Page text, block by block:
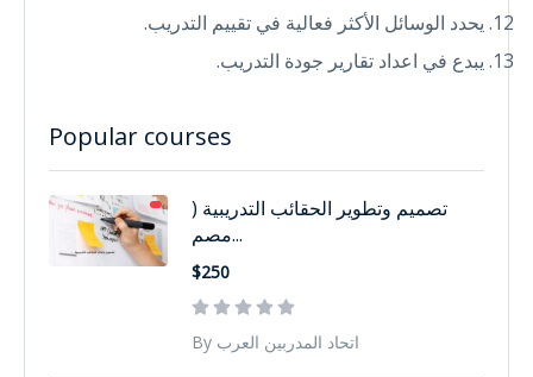
يحدد الوسائل الأكثر فعالية في تقييم التدريب.
يبدع في اعداد تقارير جودة التدريب.
Popular courses
تصميم وتطوير الحقائب التدريبية (
مصم...
$250
By اتحاد المدربين العرب